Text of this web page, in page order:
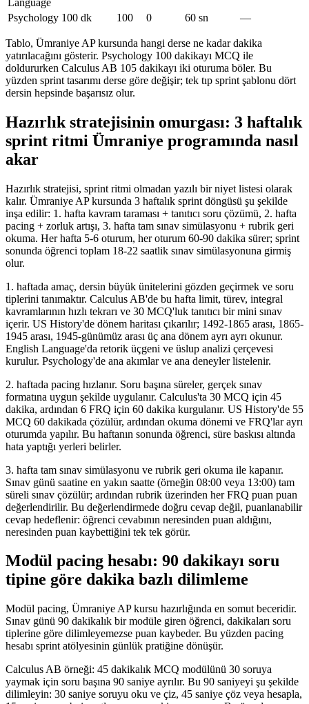
Psychology 100 dk 100 0 60 sn —
Tablo, Ümraniye AP kursunda hangi derse ne kadar dakika
yatırılacağını gösterir. Psychology 100 dakikayı MCQ ile
doldururken Calculus AB 105 dakikayı iki oturuma böler. Bu
yüzden sprint tasarımı derse göre değişir; tek tıp sprint şablonu dört
dersin hepsinde başarısız olur.
Hazırlık stratejisinin omurgası: 3 haftalık
sprint ritmi Ümraniye programında nasıl
akar
Hazırlık stratejisi, sprint ritmi olmadan yazılı bir niyet listesi olarak
kalır. Ümraniye AP kursunda 3 haftalık sprint döngüsü şu şekilde
inşa edilir: 1. hafta kavram taraması + tanıtıcı soru çözümü, 2. hafta
pacing + zorluk artışı, 3. hafta tam sınav simülasyonu + rubrik geri
okuma. Her hafta 5-6 oturum, her oturum 60-90 dakika sürer; sprint
sonunda öğrenci toplam 18-22 saatlik sınav simülasyonuna girmiş
olur.
1. haftada amaç, dersin büyük ünitelerini gözden geçirmek ve soru
tiplerini tanımaktır. Calculus AB'de bu hafta limit, türev, integral
kavramlarının hızlı tekrarı ve 30 MCQ'luk tanıtıcı bir mini sınav
içerir. US History'de dönem haritası çıkarılır; 1492-1865 arası, 1865-
1945 arası, 1945-günümüz arası üç ana dönem ayrı ayrı okunur.
English Language'da retorik üçgeni ve üslup analizi çerçevesi
kurulur. Psychology'de ana akımlar ve ana deneyler listelenir.
2. haftada pacing hızlanır. Soru başına süreler, gerçek sınav
formatına uygun şekilde uygulanır. Calculus'ta 30 MCQ için 45
dakika, ardından 6 FRQ için 60 dakika kurgulanır. US History'de 55
MCQ 60 dakikada çözülür, ardından okuma dönemi ve FRQ'lar ayrı
oturumda yapılır. Bu haftanın sonunda öğrenci, süre baskısı altında
hata yaptığı yerleri belirler.
3. hafta tam sınav simülasyonu ve rubrik geri okuma ile kapanır.
Sınav günü saatine en yakın saatte (örneğin 08:00 veya 13:00) tam
süreli sınav çözülür; ardından rubrik üzerinden her FRQ puan puan
değerlendirilir. Bu değerlendirmede doğru cevap değil, puanlanabilir
cevap hedeflenir: öğrenci cevabının neresinden puan aldığını,
neresinden puan kaybettiğini tek tek görür.
Modül pacing hesabı: 90 dakikayı soru
tipine göre dakika bazlı dilimleme
Modül pacing, Ümraniye AP kursu hazırlığında en somut beceridir.
Sınav günü 90 dakikalık bir modüle giren öğrenci, dakikaları soru
tiplerine göre dilimleyemezse puan kaybeder. Bu yüzden pacing
hesabı sprint atölyesinin günlük pratiğine dönüşür.
Calculus AB örneği: 45 dakikalık MCQ modülünü 30 soruya
yaymak için soru başına 90 saniye ayrılır. Bu 90 saniyeyi şu şekilde
dilimleyin: 30 saniye soruyu oku ve çiz, 45 saniye çöz veya hesapla,